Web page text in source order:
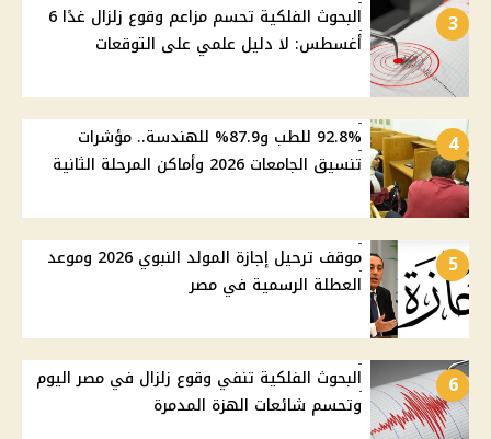
3
البحوث الفلكية تحسم مزاعم وقوع زلزال غدًا 6
أغسطس: لا دليل علمي على التوقعات
4
92.8% للطب و87.9% للهندسة.. مؤشرات
تنسيق الجامعات 2026 وأماكن المرحلة الثانية
5
موقف ترحيل إجازة المولد النبوي 2026 وموعد
العطلة الرسمية في مصر
6
البحوث الفلكية تنفي وقوع زلزال في مصر اليوم
وتحسم شائعات الهزة المدمرة